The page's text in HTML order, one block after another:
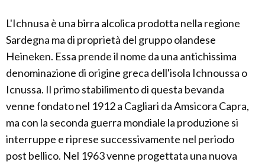
L'Ichnusa è una birra alcolica prodotta nella regione
Sardegna ma di proprietà del gruppo olandese
Heineken. Essa prende il nome da una antichissima
denominazione di origine greca dell'isola Ichnoussa o
Icnussa. Il primo stabilimento di questa bevanda
venne fondato nel 1912 a Cagliari da Amsicora Capra,
ma con la seconda guerra mondiale la produzione si
interruppe e riprese successivamente nel periodo
post bellico. Nel 1963 venne progettata una nuova